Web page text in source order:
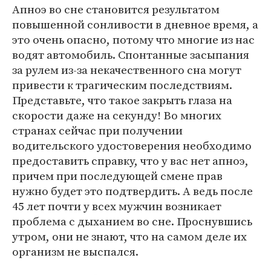
Апноэ во сне становится результатом
повышенной сонливости в дневное время, а
это очень опасно, потому что многие из нас
водят автомобиль. Спонтанные засыпания
за рулем из-за некачественного сна могут
привести к трагическим последствиям.
Представьте, что такое закрыть глаза на
скорости даже на секунду! Во многих
странах сейчас при получении
водительского удостоверения необходимо
предоставить справку, что у вас нет апноэ,
причем при последующей смене прав
нужно будет это подтвердить. А ведь после
45 лет почти у всех мужчин возникает
проблема с дыханием во сне. Проснувшись
утром, они не знают, что на самом деле их
организм не выспался.